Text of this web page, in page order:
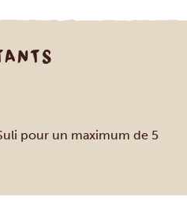
pour un maximum de 5